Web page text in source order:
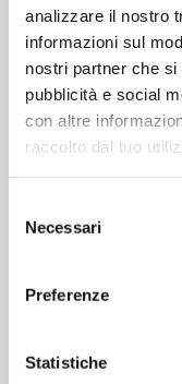
analizzare il nostro
informazioni sul
nostri partner che si
pubblicità e social
con altre
raccolto dal tuo
delNecessari
Preferenze
Statistiche
ONDA PER IL SISTEMA
Bando per
per progetti
7 Gen 2026